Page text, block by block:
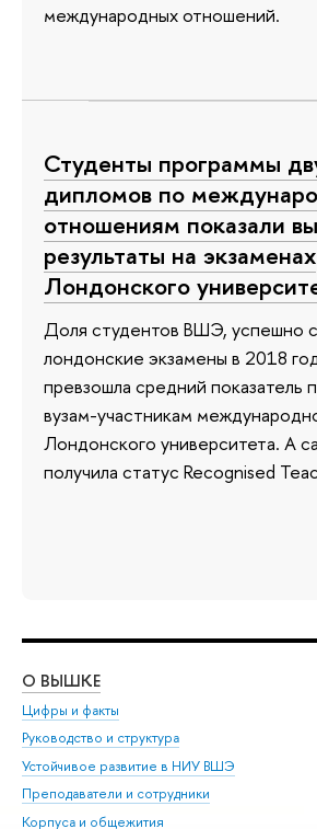
международных отношений.
Студенты программы
дипломов по
отношениям показали
результаты на экзаменах
Лондонского
Доля студентов ВШЭ, успешно
лондонские экзамены в 2018
превзошла средний показатель
вузам-участникам
Лондонского университета. А
получила статус Recognised
О ВЫШКЕ
Цифры и факты
Руководство и структура
Устойчивое развитие в НИУ ВШЭ
Преподаватели и сотрудники
Корпуса и общежития